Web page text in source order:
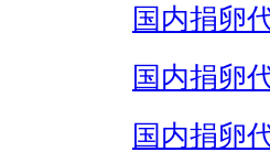
国内捐卵
国内捐卵
国内捐卵